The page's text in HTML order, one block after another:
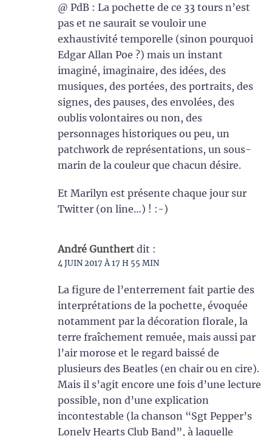
@ PdB : La pochette de ce 33 tours n’est
pas et ne saurait se vouloir une
exhaustivité temporelle (sinon pourquoi
Edgar Allan Poe ?) mais un instant
imaginé, imaginaire, des idées, des
musiques, des portées, des portraits, des
signes, des pauses, des envolées, des
oublis volontaires ou non, des
personnages historiques ou peu, un
patchwork de représentations, un sous-
marin de la couleur que chacun désire.
Et Marilyn est présente chaque jour sur
Twitter (on line…) ! :-)
André Gunthert dit :
4 JUIN 2017 À 17 H 55 MIN
La figure de l’enterrement fait partie des
interprétations de la pochette, évoquée
notamment par la décoration florale, la
terre fraîchement remuée, mais aussi par
l’air morose et le regard baissé de
plusieurs des Beatles (en chair ou en cire).
Mais il s’agit encore une fois d’une lecture
possible, non d’une explication
incontestable (la chanson “Sgt Pepper’s
Lonely Hearts Club Band”, à laquelle